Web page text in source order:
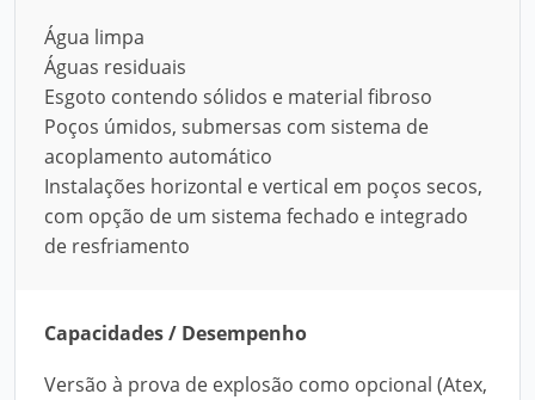
Água limpa
Águas residuais
Esgoto contendo sólidos e material fibroso
Poços úmidos, submersas com sistema de
acoplamento automático
Instalações horizontal e vertical em poços secos,
com opção de um sistema fechado e integrado
de resfriamento
Capacidades / Desempenho
Versão à prova de explosão como opcional (Atex,